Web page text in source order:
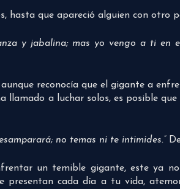
hasta que apareció alguien con otro
y jabalina; mas yo vengo a ti en
reconocía que el gigante a
a luchar solos, es posible
no temas ni te intimides.”
un temible gigante, este ya
presentan cada día a tu vida,